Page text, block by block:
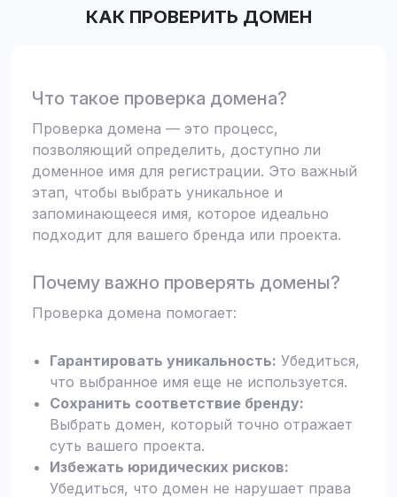
КАК ПРОВЕРИТЬ ДОМЕН
Что такое проверка домена?
Проверка домена — это процесс,
позволяющий определить, доступно ли
доменное имя для регистрации. Это важный
этап, чтобы выбрать уникальное и
запоминающееся имя, которое идеально
подходит для вашего бренда или проекта.
Почему важно проверять домены?
Проверка домена помогает:
Гарантировать уникальность: Убедиться,
что выбранное имя еще не используется.
Сохранить соответствие бренду:
Выбрать домен, который точно отражает
суть вашего проекта.
Избежать юридических рисков:
Убедиться, что домен не нарушает права